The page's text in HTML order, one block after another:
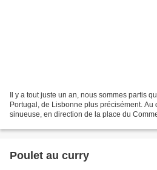
Il y a tout juste un an, nous sommes partis
Portugal, de Lisbonne plus précisément.
sinueuse, en direction de la place du
Poulet au curry